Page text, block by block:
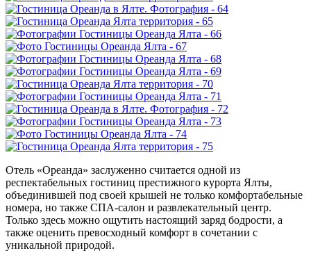
Отель «Ореанда» заслуженно считается одной из
респектабельных гостиниц престижного курорта Ялты,
объединившей под своей крышей не только комфортабельные
номера, но также СПА-салон и развлекательный центр.
Только здесь можно ощутить настоящий заряд бодрости, а
также оценить превосходный комфорт в сочетании с
уникальной природой.